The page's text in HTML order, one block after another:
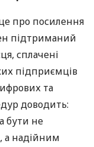
про посилення
підтриманий
сплачені
підприємців
та
доводить:
бути не
а надійним